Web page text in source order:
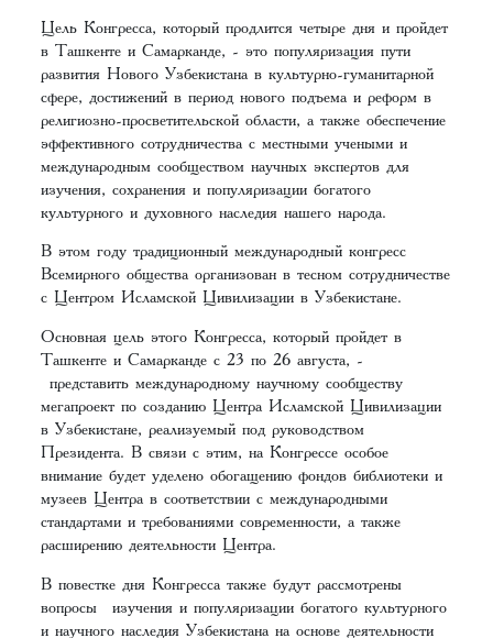
Цель Конгресса, который продлится четыре дня и пройдет
в Ташкенте и Самарканде, - это популяризация пути
развития Нового Узбекистана в культурно-гуманитарной
сфере, достижений в период нового подъема и реформ в
религиозно-просветительской области, а также обеспечение
эффективного сотрудничества с местными учеными и
международным сообществом научных экспертов для
изучения, сохранения и популяризации богатого
культурного и духовного наследия нашего народа.
В этом году традиционный международный конгресс
Всемирного общества организован в тесном сотрудничестве
с Центром Исламской Цивилизации в Узбекистане.
Основная цель этого Конгресса, который пройдет в
Ташкенте и Самарканде с 23 по 26 августа, -
представить международному научному сообществу
мегапроект по созданию Центра Исламской Цивилизации
в Узбекистане, реализуемый под руководством
Президента. В связи с этим, на Конгрессе особое
внимание будет уделено обогащению фондов библиотеки и
музеев Центра в соответствии с международными
стандартами и требованиями современности, а также
расширению деятельности Центра.
В повестке дня Конгресса также будут рассмотрены
вопросы изучения и популяризации богатого культурного
и научного наследия Узбекистана на основе деятельности